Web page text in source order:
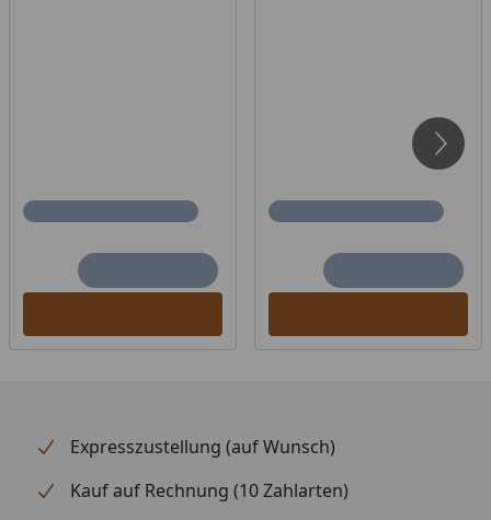
Optional erhältlich: Reling Rund aus Zedernholz -
Round Black - Montageanleitung
Zum Einsatz ausschließlich im privaten und
Expresszustellung (auf Wunsch)
Kauf auf Rechnung (10 Zahlarten)